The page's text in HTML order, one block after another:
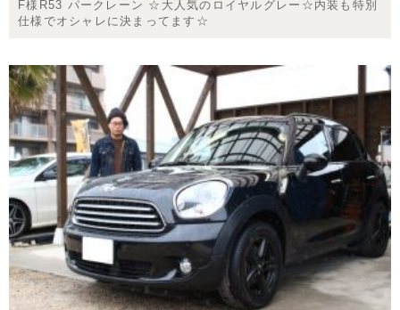
F様R53 パークレーン ☆大人気のロイヤルグレー☆内装も特別
仕様でオシャレに決まってます☆